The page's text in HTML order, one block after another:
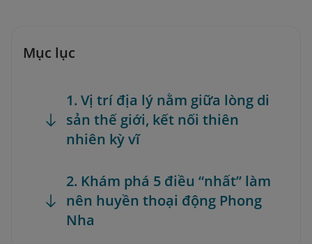
Mục lục
1. Vị trí địa lý nằm giữa lòng di
sản thế giới, kết nối thiên
nhiên kỳ vĩ
2. Khám phá 5 điều “nhất” làm
nên huyền thoại động Phong
Nha